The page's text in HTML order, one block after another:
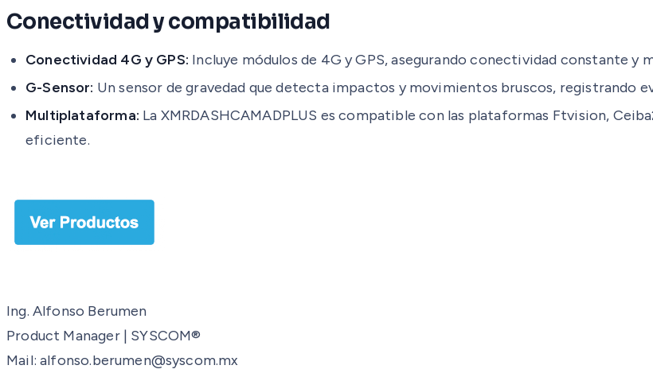
Conectividad y compatibilidad
Conectividad 4G y GPS: Incluye módulos de 4G y GPS, asegurando conectividad constante y
G-Sensor: Un sensor de gravedad que detecta impactos y movimientos bruscos, registrando
Multiplataforma: La XMRDASHCAMADPLUS es compatible con las plataformas Ftvision,
eficiente.
Ing. Alfonso Berumen
Product Manager | SYSCOM®
Mail: alfonso.berumen@syscom.mx